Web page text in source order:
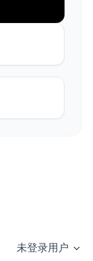
未登录用户